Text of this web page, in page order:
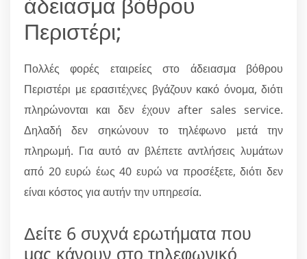
Περιστέρι;
Πολλές φορές εταιρείες στο άδειασμα βόθρου
Περιστέρι με ερασιτέχνες βγάζουν κακό όνομα, διότι
πληρώνονται και δεν έχουν after sales service.
Δηλαδή δεν σηκώνουν το τηλέφωνο μετά την
πληρωμή. Για αυτό αν βλέπετε αντλήσεις λυμάτων
από 20 ευρώ έως 40 ευρώ να προσέξετε, διότι δεν
είναι κόστος για αυτήν την υπηρεσία.
Δείτε 6 συχνά ερωτήματα που
μας κάνουν στο τηλεφωνικό